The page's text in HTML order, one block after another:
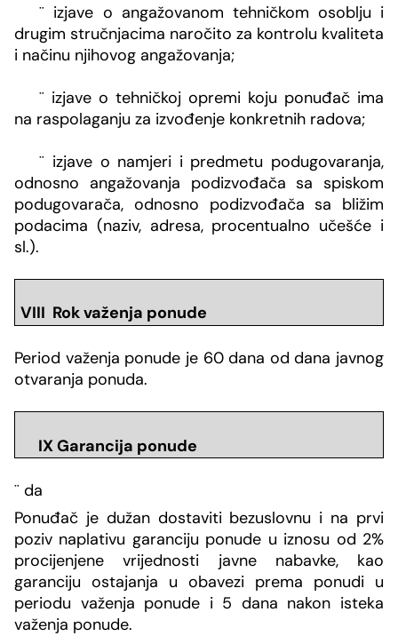
¨ izjave o angažovanom tehničkom osoblju i
drugim stručnjacima naročito za kontrolu kvaliteta
i načinu njihovog angažovanja;
¨ izjave o tehničkoj opremi koju ponuđač ima
na raspolaganju za izvođenje konkretnih radova;
¨ izjave o namjeri i predmetu podugovaranja,
odnosno angažovanja podizvođača sa spiskom
podugovarača, odnosno podizvođača sa bližim
podacima (naziv, adresa, procentualno učešće i
sl.).
VIII Rok važenja ponude
Period važenja ponude je 60 dana od dana javnog
otvaranja ponuda.
IX Garancija ponude
¨ da
Ponuđač je dužan dostaviti bezuslovnu i na prvi
poziv naplativu garanciju ponude u iznosu od 2%
procijenjene vrijednosti javne nabavke, kao
garanciju ostajanja u obavezi prema ponudi u
periodu važenja ponude i 5 dana nakon isteka
važenja ponude.